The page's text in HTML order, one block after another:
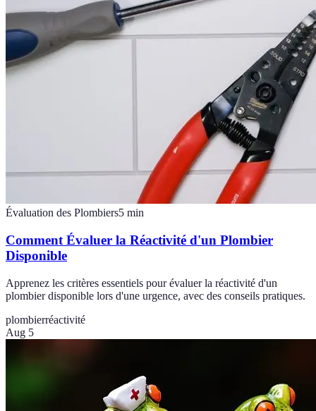
Évaluation des Plombiers5 min
Comment Évaluer la Réactivité d'un Plombier
Disponible
Apprenez les critères essentiels pour évaluer la réactivité d'un
plombier disponible lors d'une urgence, avec des conseils pratiques.
plombierréactivité
Aug 5